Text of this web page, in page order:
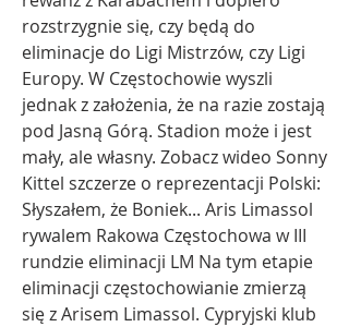
rozstrzygnie się, czy będą do
eliminacje do Ligi Mistrzów, czy Ligi
Europy. W Częstochowie wyszli
jednak z założenia, że na razie zostają
pod Jasną Górą. Stadion może i jest
mały, ale własny. Zobacz wideo Sonny
Kittel szczerze o reprezentacji Polski:
Słyszałem, że Boniek... Aris Limassol
rywalem Rakowa Częstochowa w III
rundzie eliminacji LM Na tym etapie
eliminacji częstochowianie zmierzą
się z Arisem Limassol. Cypryjski klub